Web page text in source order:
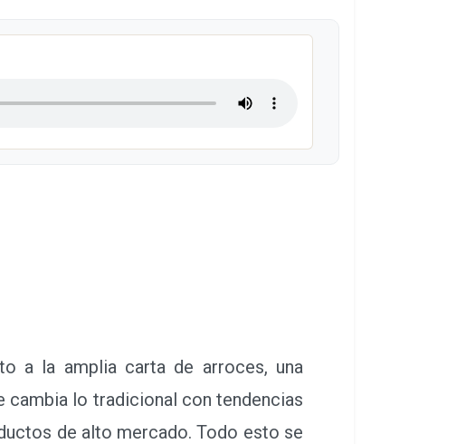
a la amplia carta de arroces, una
cambia lo tradicional con tendencias
de alto mercado. Todo esto se